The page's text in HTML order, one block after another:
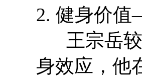
2. 健身价
王宗岳较
身效应，他